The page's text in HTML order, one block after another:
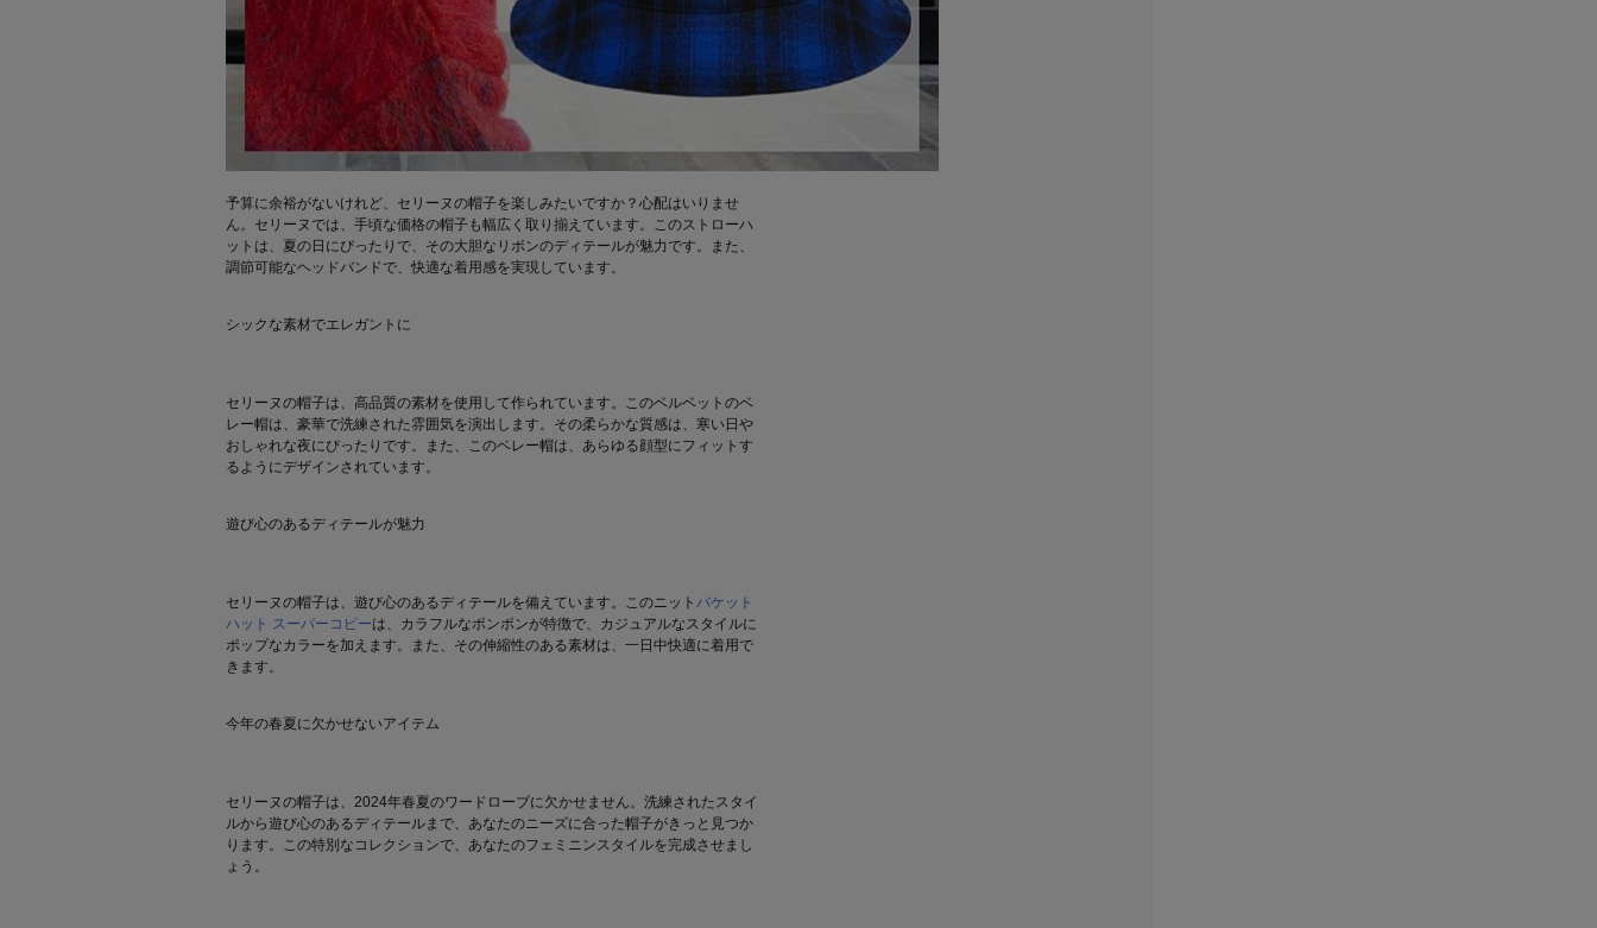
予算に余裕がないけれど、セリーヌの帽子を楽しみたいですか？心配はいりませ
ん。セリーヌでは、手頃な価格の帽子も幅広く取り揃えています。このストローハ
ットは、夏の日にぴったりで、その大胆なリボンのディテールが魅力です。また、
調節可能なヘッドバンドで、快適な着用感を実現しています。
シックな素材でエレガントに
セリーヌの帽子は、高品質の素材を使用して作られています。このベルベットのベ
レー帽は、豪華で洗練された雰囲気を演出します。その柔らかな質感は、寒い日や
おしゃれな夜にぴったりです。また、このベレー帽は、あらゆる顔型にフィットす
るようにデザインされています。
遊び心のあるディテールが魅力
セリーヌの帽子は、遊び心のあるディテールを備えています。このニット バケット
ハット スーパーコピーは、カラフルなポンポンが特徴で、カジュアルなスタイルに
ポップなカラーを加えます。また、その伸縮性のある素材は、一日中快適に着用で
きます。
今年の春夏に欠かせないアイテム
セリーヌの帽子は、2024年春夏のワードローブに欠かせません。洗練されたスタイ
ルから遊び心のあるディテールまで、あなたのニーズに合った帽子がきっと見つか
ります。この特別なコレクションで、あなたのフェミニンスタイルを完成させまし
ょう。